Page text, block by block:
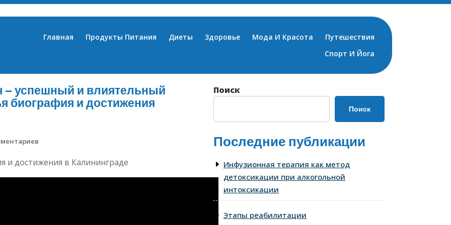
Главная Продукты Питания Диеты Здоровье Мода И Красота
Путешествия
Спорт И Йога
успешный и влиятельный
биография и достижения
Поиск
Поиск
Последние публикации
Инфузионная терапия как метод
детоксикации при алкогольной
интоксикации
Этапы реабилитации